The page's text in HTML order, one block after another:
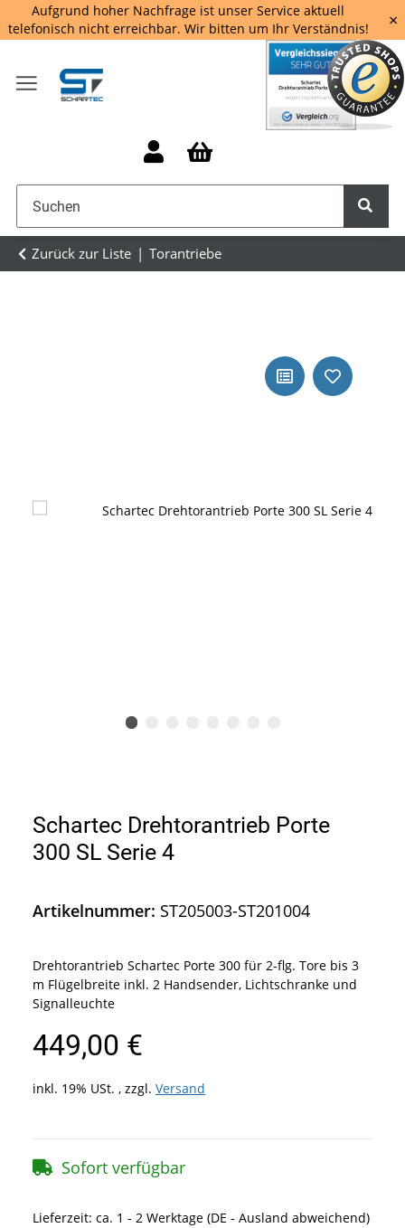
Aufgrund hoher Nachfrage ist unser Service aktuell
telefonisch nicht erreichbar. Wir bitten um Ihr Verständnis!
×
Zurück zur Liste Torantriebe
Schartec Drehtorantrieb Porte
300 SL Serie 4
Artikelnummer: ST205003-ST201004
Drehtorantrieb Schartec Porte 300 für 2-flg. Tore bis 3
m Flügelbreite inkl. 2 Handsender, Lichtschranke und
Signalleuchte
449,00 €
inkl. 19% USt. , zzgl. Versand
Sofort verfügbar
Lieferzeit: ca. 1 - 2 Werktage (DE - Ausland abweichend)